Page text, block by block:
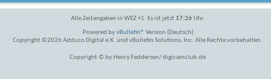
Alle Zeitangaben in WEZ +1. Es ist jetzt 17:26Uhr.
Powered byvBulletin® Version (Deutsch)
Copyright ©2026 Adduco Digital e.K. und vBulletin Solutions, Inc. Alle Rechte vorbehalten.
Copyright © by Henry Feddersen/ digicamclub.de